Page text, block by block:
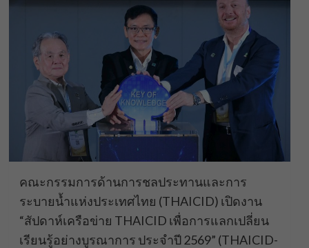
คณะกรรมการด้านการชลประทานและการ
ระบายน้ำแห่งประเทศไทย (THAICID) เปิดงาน
“สัปดาห์เครือข่าย THAICID เพื่อการแลกเปลี่ยน
เรียนรู้อย่างบูรณาการ ประจำปี 2569” (THAICID-